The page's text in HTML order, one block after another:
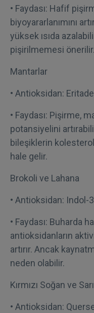
• Faydası: Hafif
biyoyararlanımını
yüksek ısıda
pişirilmemesi önerilir.
Mantarlar
• Antioksidan:
• Faydası: Pişirme,
potansiyelini
bileşiklerin
hale gelir.
Brokoli ve Lahana
• Antioksidan:
• Faydası: Buharda
antioksidanların
artırır. Ancak
neden olabilir.
Kırmızı Soğan ve
• Antioksidan: